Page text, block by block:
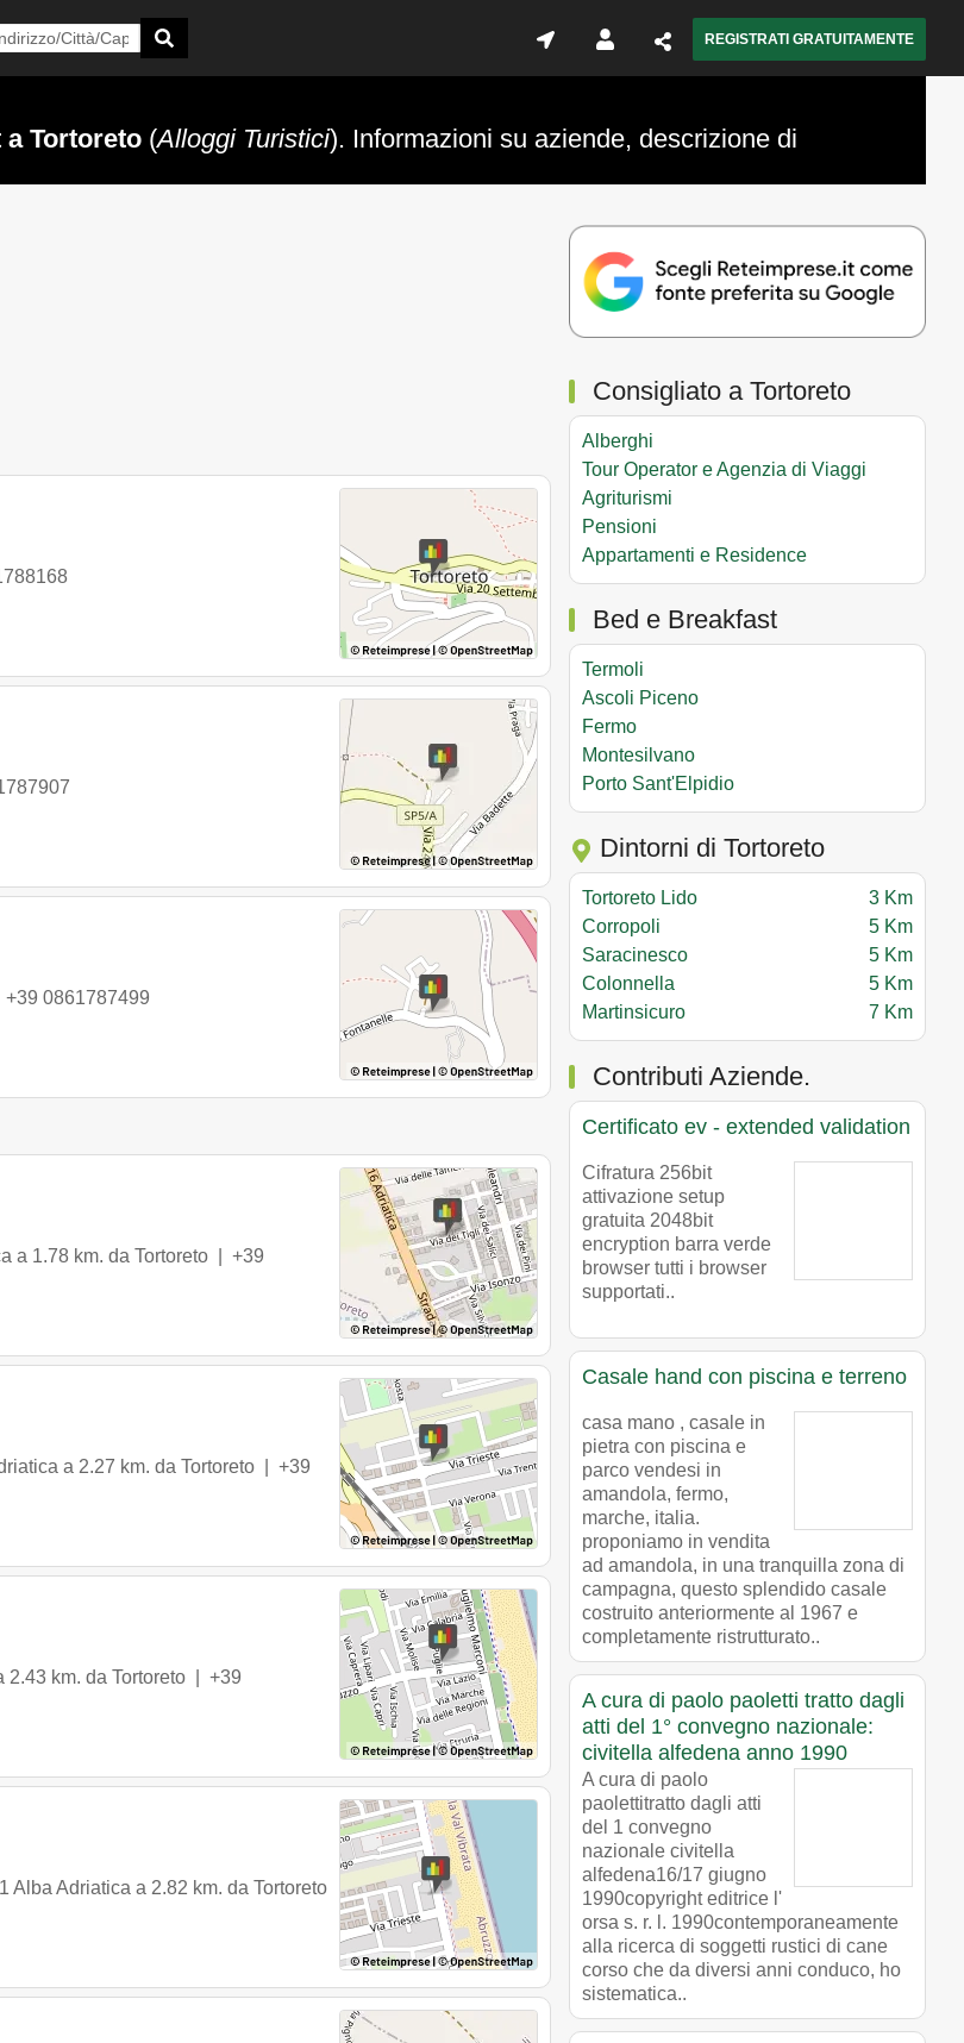
REGISTRATI GRATUITAMENTE
a Tortoreto (Alloggi Turistici). Informazioni su aziende, descrizione di
+39 0861787499
a 1.78 km. da Tortoreto | +39
a 2.27 km. da Tortoreto | +39
2.43 km. da Tortoreto | +39
Alba Adriatica a 2.82 km. da Tortoreto
Consigliato a Tortoreto
Alberghi
Tour Operator e Agenzia di Viaggi
Agriturismi
Pensioni
Appartamenti e Residence
Bed e Breakfast
Termoli
Ascoli Piceno
Fermo
Montesilvano
Porto Sant'Elpidio
Dintorni di Tortoreto
Tortoreto Lido
3 Km
Corropoli
5 Km
Saracinesco
5 Km
Colonnella
5 Km
Martinsicuro
7 Km
Contributi Aziende.
Certificato ev - extended validation
Cifratura 256bit
attivazione setup
gratuita 2048bit
encryption barra verde
browser tutti i browser
supportati..
Casale hand con piscina e terreno
casa mano , casale in
pietra con piscina e
parco vendesi in
amandola, fermo,
marche, italia.
proponiamo in vendita
ad amandola, in una tranquilla zona di
campagna, questo splendido casale
costruito anteriormente al 1967 e
completamente ristrutturato..
A cura di paolo paoletti tratto dagli
atti del 1° convegno nazionale:
civitella alfedena anno 1990
A cura di paolo
paolettitratto dagli atti
del 1 convegno
nazionale civitella
alfedena16/17 giugno
1990copyright editrice l'
orsa s. r. l. 1990contemporaneamente
alla ricerca di soggetti rustici di cane
corso che da diversi anni conduco, ho
sistematica..